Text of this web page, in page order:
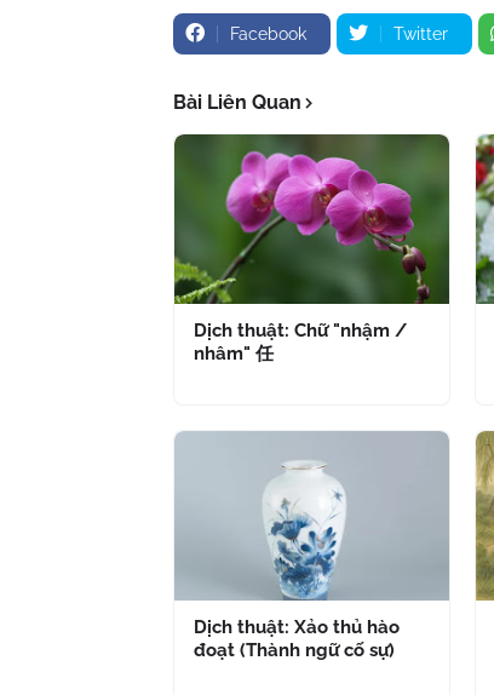
Facebook Twitter
Bài Liên Quan
Dịch thuật: Chữ "nhậm /
nhâm" 任
Dịch thuật: Xảo thủ hào
đoạt (Thành ngữ cố sự)